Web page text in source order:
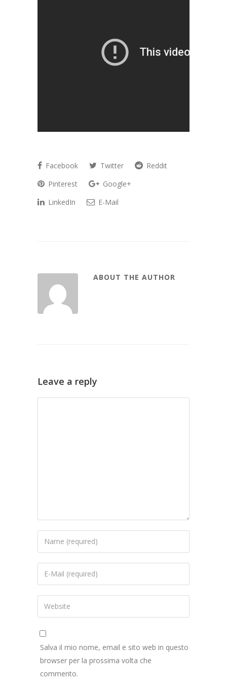
Facebook Twitter
Reddit
Pinterest
Google+
LinkedIn
E-Mail
ABOUT THE AUTHOR
Leave a reply
Salva il mio nome, email e sito web in questo
browser per la prossima volta che
commento.